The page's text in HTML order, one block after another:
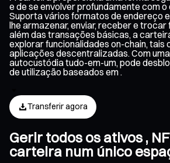
e de se envolver profundamente com
Suporta vários formatos de endereço
lhe armazenar, enviar, receber e trocar
além das transações básicas, a
explorar funcionalidades on-chain, tais
aplicações descentralizadas. Com
autocustódia tudo-em-um, pode
de utilização baseados em .
Transferir agora
Gerir todos os ativos ,
carteira num único